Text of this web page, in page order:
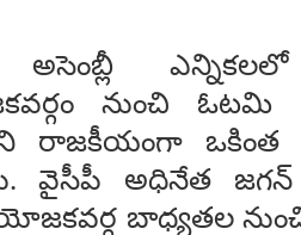
అసెంబ్లీ
నుంచి ఓటమి
రాజకీయంగా
వైసీపీ అధినేత
బాధ్యతల నుంచి